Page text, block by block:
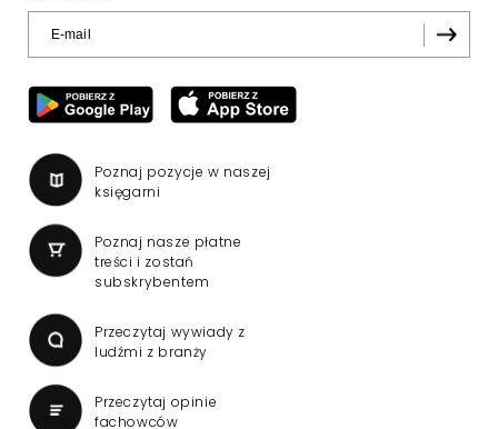
Poznaj pozycje w naszej
księgarni
Poznaj nasze płatne
treści i zostań
subskrybentem
Przeczytaj wywiady z
ludźmi z branży
Przeczytaj opinie
fachowców